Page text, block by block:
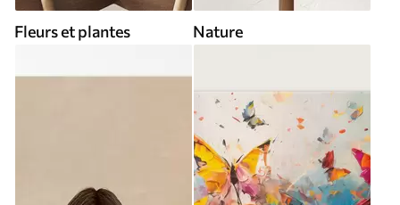
Fleurs et plantes Nature